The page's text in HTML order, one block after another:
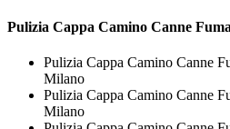
Pulizia Cappa Camino Canne
Pulizia Cappa Camino Canne
Milano
Pulizia Cappa Camino Canne
Milano